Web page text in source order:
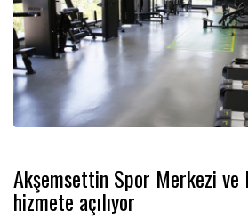
Akşemsettin Spor Merkezi ve
hizmete açılıyor